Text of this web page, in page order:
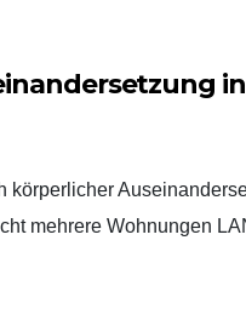
körperlicher
mehrere Wohnungen